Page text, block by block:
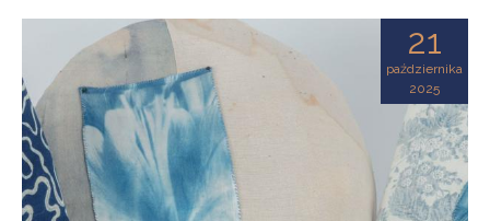
21
października
2025